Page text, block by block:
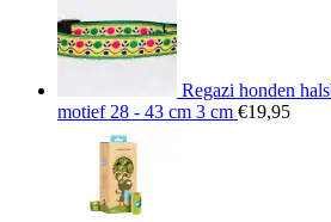
Regazi honden
motief 28 - 43 cm 3 cm €19,95